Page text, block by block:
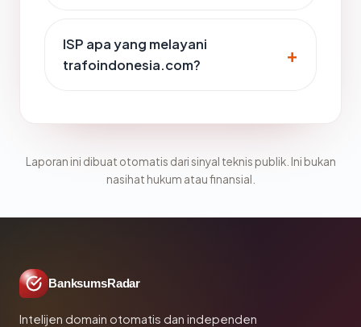
ISP apa yang melayani
trafoindonesia.com?
Laporan ini dibuat otomatis dari sinyal teknis publik. Ini bukan
nasihat hukum atau finansial.
BanksumsRadar
Intelijen domain otomatis dan independen